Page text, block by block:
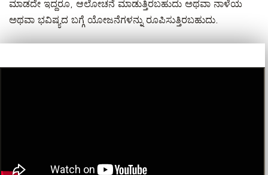
ಮಾಡದೇ ಇದ್ದರೂ, ಆಲೋಚನೆ ಮಾಡುತ್ತಿರಬಹುದು ಅಥವಾ ನಾಳೆಯ
ಅಥವಾ ಭವಿಷ್ಯದ ಬಗ್ಗೆ ಯೋಜನೆಗಳನ್ನು ರೂಪಿಸುತ್ತಿರಬಹುದು.